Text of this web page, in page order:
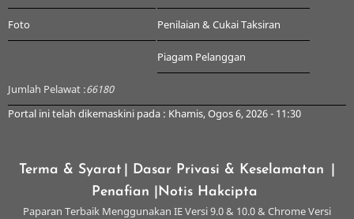
Foto Penilaian & Cukai Taksiran
Piagam Pelanggan
Jumlah Pelawat :66180
Portal ini telah dikemaskini pada : Khamis, Ogos 6, 2026 - 11:30
Terma & Syarat | Dasar Privasi & Keselamatan
Penafian
|Notis Hakcipta
Paparan Terbaik Menggunakan IE Versi 9.0 & 10.0 & Chrome Versi